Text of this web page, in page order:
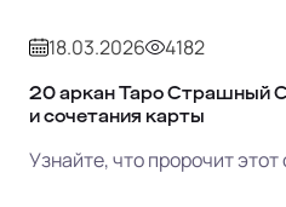
18.03.2026 4182
20 аркан Таро Страшный
и сочетания карты
Узнайте, что пророчит